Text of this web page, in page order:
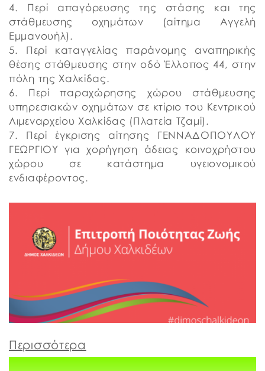
4. Περί απαγόρευσης της στάσης και της
στάθμευσης οχημάτων (αίτημα Αγγελή
Εμμανουήλ).
5. Περί καταγγελίας παράνομης αναπηρικής
θέσης στάθμευσης στην οδό Έλλοπος 44, στην
πόλη της Χαλκίδας.
6. Περί παραχώρησης χώρου στάθμευσης
υπηρεσιακών οχημάτων σε κτίριο του Κεντρικού
Λιμεναρχείου Χαλκίδας (Πλατεία Τζαμί).
7. Περί έγκρισης αίτησης ΓΕΝΝΑΔΟΠΟΥΛΟΥ
ΓΕΩΡΓΙΟΥ για χορήγηση άδειας κοινοχρήστου
χώρου σε κατάστημα υγειονομικού
ενδιαφέροντος.
Περισσότερα